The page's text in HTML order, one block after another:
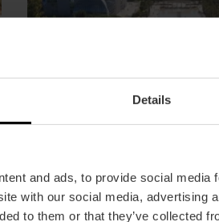
Details
and ads, to provide social
with our social media, advertising
to them or that they’ve collected